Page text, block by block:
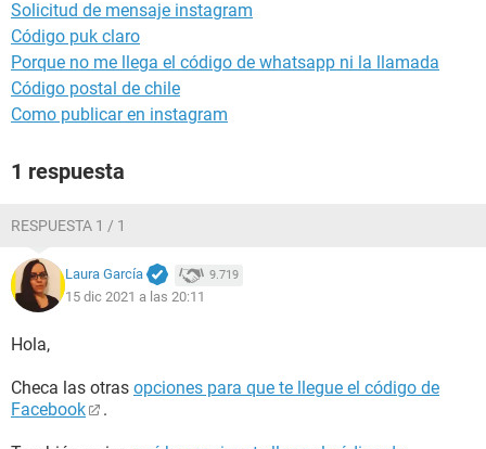
Solicitud de mensaje instagram
Código puk claro
Porque no me llega el código de whatsapp ni la llamada
Código postal de chile
Como publicar en instagram
1 respuesta
RESPUESTA 1 / 1
Laura García 9.719
15 dic 2021 a las 20:11
Hola,
Checa las otras opciones para que te llegue el código de
Facebook
.